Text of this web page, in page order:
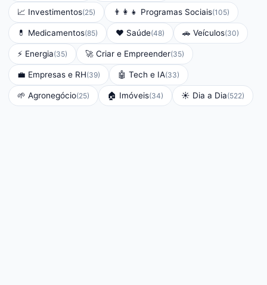
📈 Investimentos(25) 👨‍👩‍👧 Programas Sociais(105)
💊 Medicamentos(85) ❤️ Saúde(48) 🚗 Veículos(30)
⚡ Energia(35) 🚀 Criar e Empreender(35)
💼 Empresas e RH(39) 🤖 Tech e IA(33)
🌱 Agronegócio(25) 🏠 Imóveis(34) ☀️ Dia a Dia(522)